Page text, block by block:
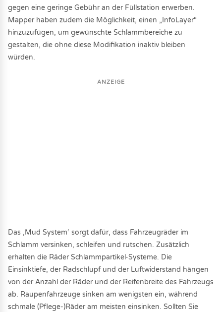
gegen eine geringe Gebühr an der Füllstation erwerben.
Mapper haben zudem die Möglichkeit, einen „InfoLayer“
hinzuzufügen, um gewünschte Schlammbereiche zu
gestalten, die ohne diese Modifikation inaktiv bleiben
würden.
ANZEIGE
Das ‚Mud System‘ sorgt dafür, dass Fahrzeugräder im
Schlamm versinken, schleifen und rutschen. Zusätzlich
erhalten die Räder Schlammpartikel-Systeme. Die
Einsinktiefe, der Radschlupf und der Luftwiderstand hängen
von der Anzahl der Räder und der Reifenbreite des Fahrzeugs
ab. Raupenfahrzeuge sinken am wenigsten ein, während
schmale (Pflege-)Räder am meisten einsinken. Sollten Sie